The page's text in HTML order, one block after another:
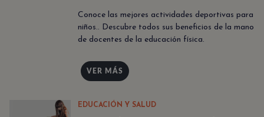
Conoce las mejores actividades deportivas para
niños.. Descubre todos sus beneficios de la mano
de docentes de la educación física.
VER MÁS
EDUCACIÓN Y SALUD